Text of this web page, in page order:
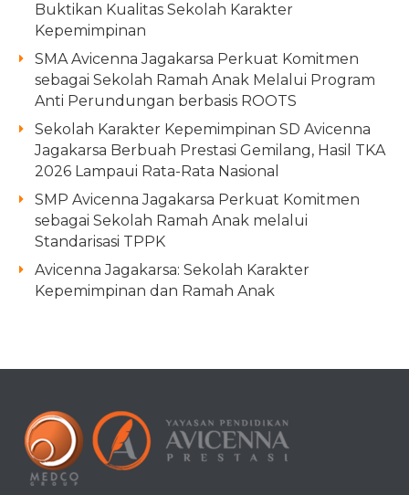
Buktikan Kualitas Sekolah Karakter
Kepemimpinan
SMA Avicenna Jagakarsa Perkuat Komitmen
sebagai Sekolah Ramah Anak Melalui Program
Anti Perundungan berbasis ROOTS
Sekolah Karakter Kepemimpinan SD Avicenna
Jagakarsa Berbuah Prestasi Gemilang, Hasil TKA
2026 Lampaui Rata-Rata Nasional
SMP Avicenna Jagakarsa Perkuat Komitmen
sebagai Sekolah Ramah Anak melalui
Standarisasi TPPK
Avicenna Jagakarsa: Sekolah Karakter
Kepemimpinan dan Ramah Anak